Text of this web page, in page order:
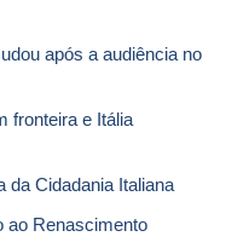
após a audiência no
fronteira e Itália
da Cidadania Italiana
ao Renascimento